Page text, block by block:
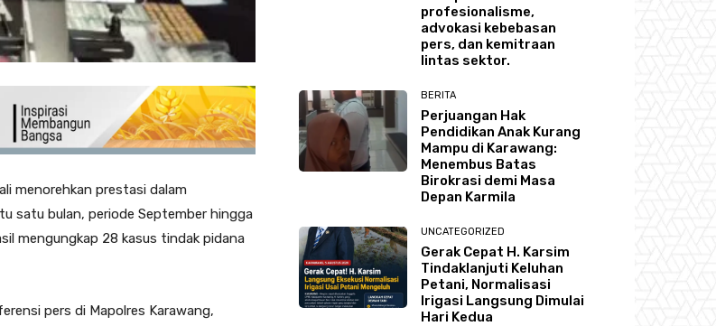
menorehkan prestasi dalam
satu bulan, periode September hingga
mengungkap 28 kasus tindak pidana
pers di Mapolres Karawang,
profesionalisme,
advokasi kebebasan
pers, dan kemitraan
lintas sektor.
BERITA
Perjuangan Hak
Pendidikan Anak Kurang
Mampu di Karawang:
Menembus Batas
Birokrasi demi Masa
Depan Karmila
UNCATEGORIZED
Gerak Cepat H. Karsim
Tindaklanjuti Keluhan
Petani, Normalisasi
Irigasi Langsung Dimulai
Hari Kedua